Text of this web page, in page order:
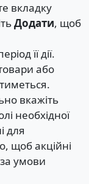
вкладку
Додати, щоб
її дії.
або
вкажіть
необхідної
для
щоб акційні
умови